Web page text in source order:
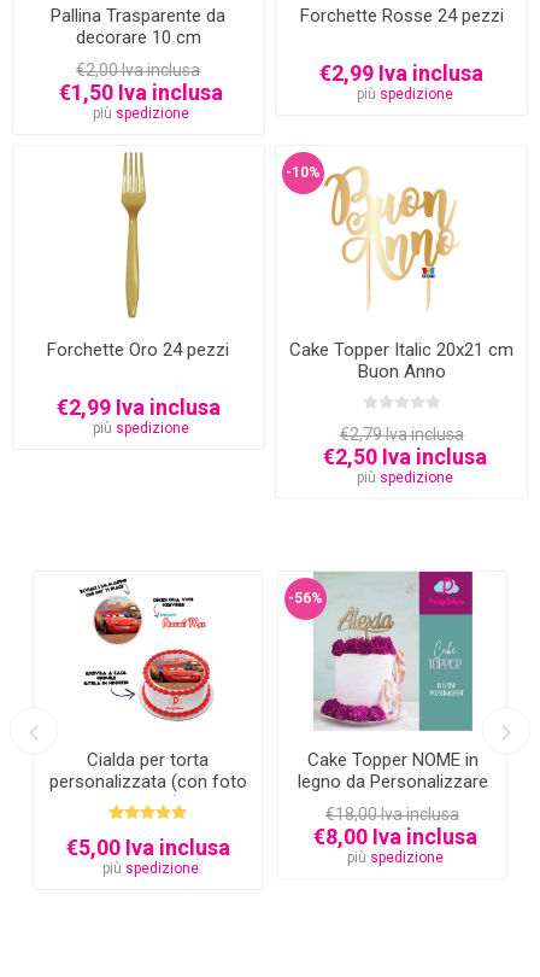
Pallina Trasparente da
decorare 10 cm
€2,00 Iva inclusa
€1,50 Iva inclusa
più spedizione
Forchette Rosse 24 pezzi
€2,99 Iva inclusa
più spedizione
Forchette Oro 24 pezzi
€2,99 Iva inclusa
più spedizione
-10%
Cake Topper Italic 20x21 cm
Buon Anno
€2,79 Iva inclusa
€2,50 Iva inclusa
più spedizione
Cialda per torta
personalizzata (con foto
e testo)
€5,00 Iva inclusa
più spedizione
-56%
Cake Topper NOME in
legno da Personalizzare
€18,00 Iva inclusa
€8,00 Iva inclusa
più spedizione